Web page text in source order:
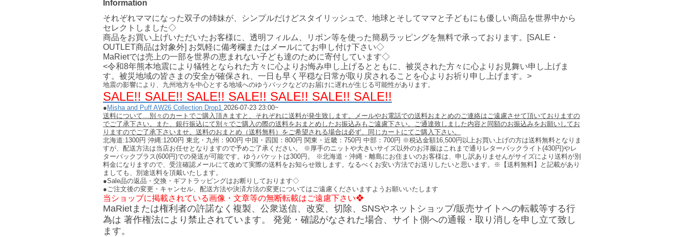
Information
それぞれママになった双子の姉妹が、シンプルだけどスタイリッシュで、地球とそしてママと子どもにも優しい商品を世界中から
セレクトしました◇
商品をお買い上げいただいたお客様に、透明フィルム、リボン等を使った簡易ラッピングを無料で承っております。[SALE・
OUTLET商品は対象外] お気軽に備考欄またはメールにてお申し付け下さい◇
MaRietでは売上の一部を世界の恵まれない子ども達のために寄付しています◇
<令和8年熊本地震により犠牲となられた方々に心よりお悔み申し上げるとともに、被災された方々に心よりお見舞い申し上げま
す。被災地域の皆さまの安全が確保され、一日も早く平穏な日常が取り戻されることを心よりお祈り申し上げます。>
地震の影響により、九州地方を中心とする地域へのゆうパックなどのお届けに遅れが生じる可能性があります。
SALE!! SALE!! SALE!! SALE!! SALE!! SALE!! SALE!!
● Misha and Puff AW26 Collection Drop1 2026-07-23 23:00~
送料について…別々のカートでご購入頂きますと、それぞれに送料が発生致します。メールやお電話での送料おまとめのご連絡はご遠慮させて頂いておりますの
でご了承下さい。また、銀行振込にて別々でご購入の際の送料をおまとめしたお振込みもご遠慮下さい。ご通達致しました内容と同額のお振込みをお願いしてお
りますのでご了承下さいませ。送料のおまとめ（送料無料）をご希望される場合は必ず、同じカートにてご購入下さい。
北海道:1300円 沖縄:1200円 東北・九州：900円 中国・四国：800円 関東・近畿：750円 中部：700円 ※税込金額16,500円以上お買い上げの方は送料無料となりま
すが、配送方法は当店お任せとなりますので予めご了承ください。 ※厚手のニットや大きいサイズ以外のお洋服はこれまで通りレターパックライト(430円)やレ
ターパックプラス(600円)での発送が可能です。ゆうパケットは300円。 ※北海道・沖縄・離島にお住まいのお客様は、申し訳ありませんがサイズにより送料が別
料金になりますので、受注確認メールにて改めて実際の送料をお知らせ致します。なるべくお安い方法でお送りしたいと思います。※【送料無料】と記載があり
ましても、別途送料を頂戴いたします。
●Sale品の返品・交換・ギフトラッピングはお断りしております◇
●ご注文後の変更・キャンセル、配送方法や決済方法の変更についてはご遠慮くださいますようお願いいたします
当ショップに掲載されている画像・文章等の無断転載はご遠慮下さい❖
MaRietまたは権利者の許諾なく複製、公衆送信、改変、切除、SNSやネットショップ/販売サイトへの転載等する行
為は 著作権法により禁止されています。 発覚・確認がなされた場合、サイト側への通報・取り消しを申し立て致し
ます。